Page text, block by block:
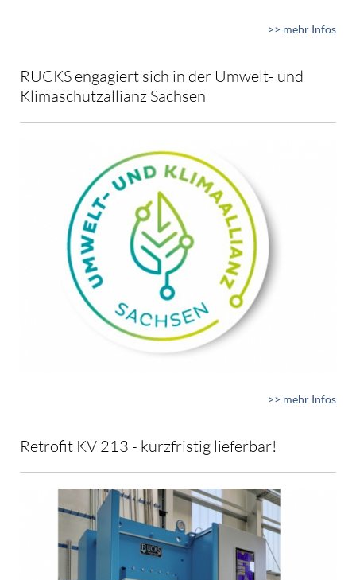
>> mehr Infos
RUCKS engagiert sich in der Umwelt- und
Klimaschutzallianz Sachsen
>> mehr Infos
Retrofit KV 213 - kurzfristig lieferbar!